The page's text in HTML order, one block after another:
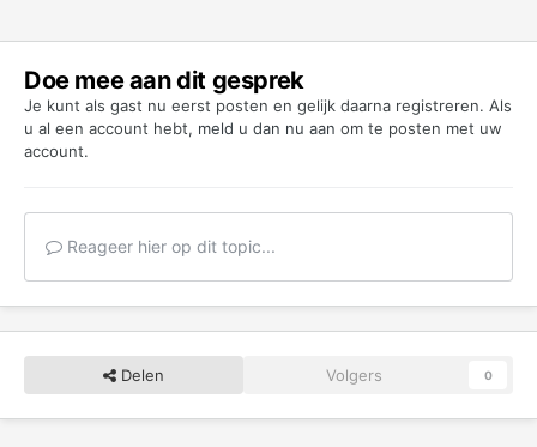
Doe mee aan dit gesprek
Je kunt als gast nu eerst posten en gelijk daarna registreren. Als
u al een account hebt, meld u dan nu aan om te posten met uw
account.
Reageer hier op dit topic...
Delen Volgers 0